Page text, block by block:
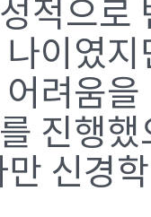
적으로
이였
려움
진행
신경